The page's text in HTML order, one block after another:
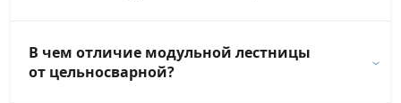
В чем отличие модульной лестницы
от цельносварной?